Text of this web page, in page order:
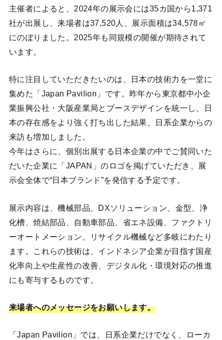
主催者によると、2024年の展示会には35カ国から1,371
社が出展し、来場者は37,520人、展示面積は34,578㎡
にのぼりました。2025年も同規模の開催が期待されて
います。
特に注目していただきたいのは、日本の技術力を一堂に
集めた「Japan Pavilion」です。昨年から東京都中小企
業振興公社・大阪産業局とブースデザインを統一し、日
本の存在感をより強く打ち出した結果、日系企業からの
来訪も増加しました。
今年はさらに、個別出展する日本企業の中でご賛同いた
だいた企業に「JAPAN」のロゴを掲げていただき、展
示会全体で“日本ブランド”を発信する予定です。
展示内容は、機械部品、DXソリューション、金型、浄
化槽、焼結部品、自動車部品、省エネ設備、ファクトリ
ーオートメーション、リサイクル機械など多岐にわたり
ます。これらの技術は、インドネシア企業が目指す国産
化率向上や生産性の改善、デジタル化・環境対応の推進
にも寄与するものです。
来場者へのメッセージをお願いします。
「Japan Pavilion」では、日系企業だけでなく、ローカ